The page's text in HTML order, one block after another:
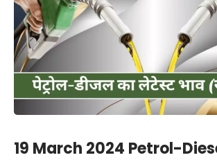
19 March 2024 Petrol-